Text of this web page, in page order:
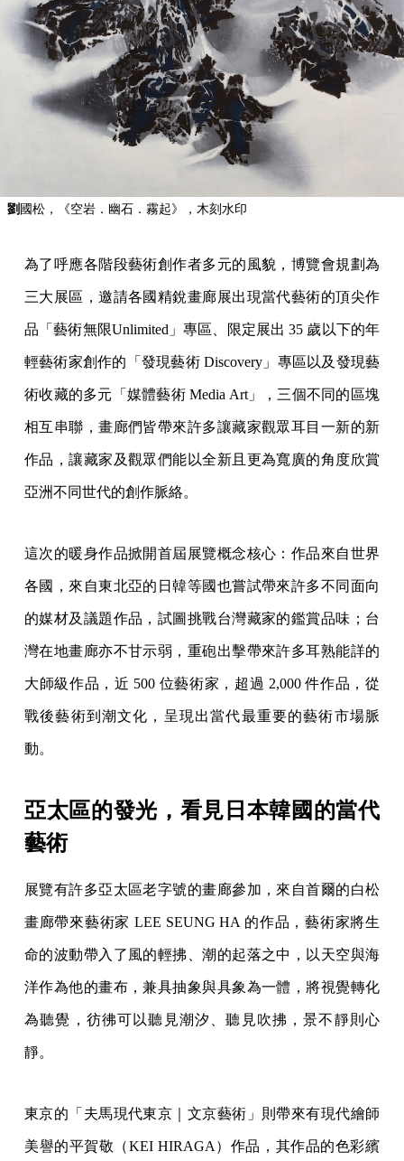
劉 國松，《空岩．幽石．霧起》，木刻水印
為了呼應各階段藝術創作者多元的風貌，博覽會規劃為
三大展區，邀請各國精銳畫廊展出現當代藝術的頂尖作
品「藝術無限Unlimited」專區、限定展出 35 歲以下的年
輕藝術家創作的「發現藝術 Discovery」專區以及發現藝
術收藏的多元「媒體藝術 Media Art」，三個不同的區塊
相互串聯，畫廊們皆帶來許多讓藏家觀眾耳目一新的新
作品，讓藏家及觀眾們能以全新且更為寬廣的角度欣賞
亞洲不同世代的創作脈絡。
這次的暖身作品掀開首屆展覽概念核心：作品來自世界
各國，來自東北亞的日韓等國也嘗試帶來許多不同面向
的媒材及議題作品，試圖挑戰台灣藏家的鑑賞品味；台
灣在地畫廊亦不甘示弱，重砲出擊帶來許多耳熟能詳的
大師級作品，近 500 位藝術家，超過 2,000 件作品，從
戰後藝術到潮文化，呈現出當代最重要的藝術市場脈
動。
亞太區的發光，看見日本韓國的當代
藝術
展覽有許多亞太區老字號的畫廊參加，來自首爾的白松
畫廊帶來藝術家 LEE SEUNG HA 的作品，藝術家將生
命的波動帶入了風的輕拂、潮的起落之中，以天空與海
洋作為他的畫布，兼具抽象與具象為一體，將視覺轉化
為聽覺，彷彿可以聽見潮汐、聽見吹拂，景不靜則心
靜。
東京的「夫馬現代東京｜文京藝術」則帶來有現代繪師
美譽的平賀敬（KEI HIRAGA）作品，其作品的色彩繽